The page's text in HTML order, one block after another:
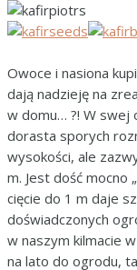
Owoce i nasiona
dają nadzieję na
w domu… ?! W swej
dorasta sporych
wysokości, ale
m. Jest dość mocno
cięcie do 1 m daje
doświadczonych
w naszym kilmacie
na lato do ogrodu,